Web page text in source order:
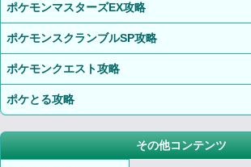
ポケモンマスターズEX攻略
ポケモンスクランブルSP攻略
ポケモンクエスト攻略
ポケとる攻略
その他コンテンツ